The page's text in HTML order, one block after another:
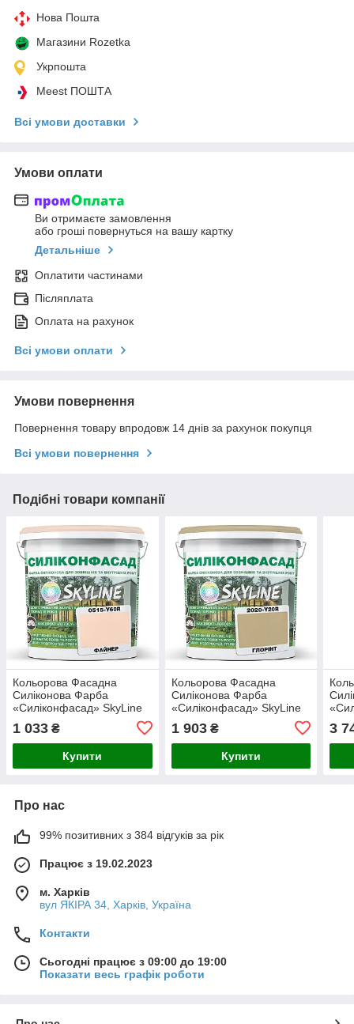
Нова Пошта
Магазини Rozetka
Укрпошта
Meest ПОШТА
Всі умови доставки
Умови оплати
Ви отримаєте замовлення
або гроші повернуться на вашу картку
Детальніше
Оплатити частинами
Післяплата
Оплата на рахунок
Всі умови оплати
Умови повернення
Повернення товару впродовж 14 днів за рахунок покупця
Всі умови повернення
Подібні товари компанії
Кольорова Фасадна
Силіконова Фарба
«Силіконфасад» SkyLine
1 033 ₴
Купити
Кольорова Фасадна
Силіконова Фарба
«Силіконфасад» SkyLine
1 903₴
Купити
3
Про нас
99% позитивних з 384 відгуків за рік
Працює з 19.02.2023
м. Харків
вул ЯКІРА 34, Харків, Україна
Контакти
Сьогодні працює з 09:00 до 19:00
Показати весь графік роботи